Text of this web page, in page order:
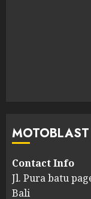
Contact Info
Jl. Pura batu
Bali